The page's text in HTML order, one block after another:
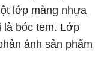
lớp màng nhựa
bóc tem. Lớp
ánh sản phẩm